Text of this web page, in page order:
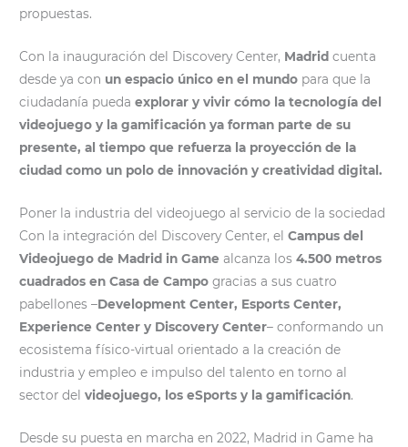
propuestas.
Con la inauguración del Discovery Center, Madrid cuenta
desde ya con un espacio único en el mundo para que la
ciudadanía puedaexplorar y vivir cómo la tecnología del
videojuego y la gamificación ya forman parte de su
presente, al tiempo que refuerza la proyección de la
ciudad como un polo de innovación y creatividad digital.
Poner la industria del videojuego al servicio de la sociedad
Con la integración del Discovery Center, elCampus del
Videojuego de Madrid in Game alcanza los4.500 metros
cuadrados en Casa de Campo gracias a sus cuatro
pabellones –Development Center, Esports Center,
Experience Center y Discovery Center– conformando un
ecosistema físico-virtual orientado a la creación de
industria y empleo e impulso del talento en torno al
sector delvideojuego, los eSports y la gamificación.
Desde su puesta en marcha en 2022, Madrid in Game ha